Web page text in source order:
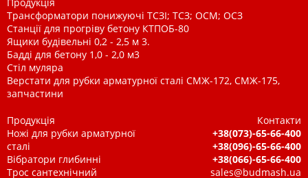
Трансформатори понижуючі ТСЗІ; ТСЗ; ОСМ; ОСЗ
Станції для прогріву бетону КТПОБ-80
Ящики будівельні 0,2 - 2,5 м 3.
Бадді для бетону 1,0 - 2,0 м3
Стіл муляра
Верстати для рубки арматурної сталі СМЖ-172, СМЖ-175,
запчастини
Продукція
Ножі для рубки арматурної
сталі
Вібратори глибинні
Трос сантехнічний
Контакти
+38(073)-65-66-400
+38(096)-65-66-400
+38(066)-65-66-400
sales@budmash.ua